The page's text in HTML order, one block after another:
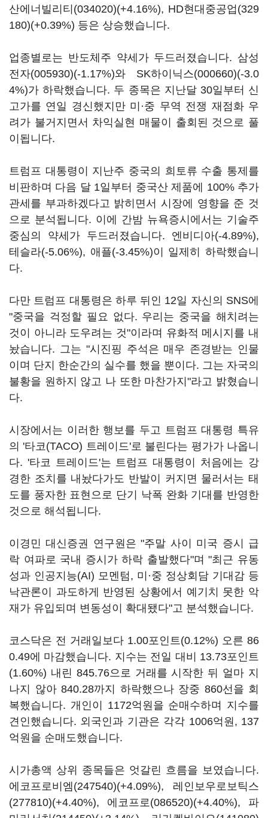
산에너빌리티(034020)(+4.16%), HD현대중공업(329
180)(+0.39%) 등은 상승했습니다.
업종별로는 반도체주 약세가 두드러졌습니다. 삼성
전자(005930)(-1.17%)와 SK하이닉스(000660)(-3.0
4%)가 하락했습니다. 두 종목은 지난달 30일부터 신
고가를 연일 경신했지만 미·중 무역 전쟁 재점화 우
려가 불거지면서 차익실현 매물이 출회된 것으로 풀
이됩니다.
트럼프 대통령이 지난주 중국의 희토류 수출 통제를
비판하며 다음 달 1일부터 중국산 제품에 100% 추가
관세를 부과하겠다고 밝히면서 시장에 영향을 준 것
으로 분석됩니다. 이에 간밤 뉴욕증시에서는 기술주
중심의 약세가 두드러졌습니다. 엔비디아(-4.89%),
테슬라(-5.06%), 애플(-3.45%)이 일제히 하락했습니
다.
다만 트럼프 대통령은 하루 뒤인 12일 자신의 SNS에
"중국을 걱정할 필요 없다. 우리는 중국을 해치려는
것이 아니라 도우려는 것"이라며 유화적 메시지를 내
놨습니다. 그는 "시진핑 주석은 매우 존경받는 인물
이며 단지 한순간의 실수를 했을 뿐이다. 그는 자국의
불황을 원하지 않고 나 또한 마찬가지"라고 밝혔습니
다.
시장에서는 이러한 행보를 두고 트럼프 대통령 특유
의 '타코(TACO) 트레이드'로 불린다는 평가가 나옵니
다. '타코 트레이드'는 트럼프 대통령이 처음에는 강
경한 조치를 내놨다가도 반발이 커지면 물러서는 태
도를 풍자한 표현으로 단기 낙폭 완화 기대를 반영한
것으로 해석됩니다.
이경민 대신증권 연구원은 "주말 사이 미국 증시 급
락 여파로 국내 증시가 하락 출발했다"며 "최근 유동
성과 인공지능(AI) 모멘텀, 미·중 정상회담 기대감 등
낙관론이 과도하게 반영된 상황에서 예기치 못한 악
재가 유입되며 변동성이 확대됐다"고 분석했습니다.
코스닥은 전 거래일보다 1.00포인트(0.12%) 오른 86
0.49에 마감했습니다. 지수는 전일 대비 13.73포인트
(1.60%) 내린 845.76으로 거래를 시작한 뒤 얼마 지
나지 않아 840.28까지 하락했으나 장중 860선을 회
복했습니다. 개인이 1172억원을 순매수하며 지수를
견인했습니다. 외국인과 기관은 각각 1006억원, 137
억원을 순매도했습니다.
시가총액 상위 종목들은 엇갈린 흐름을 보였습니다.
에코프로비엠(247540)(+4.09%), 레인보우로보틱스
(277810)(+4.40%), 에코프로(086520)(+4.40%), 파